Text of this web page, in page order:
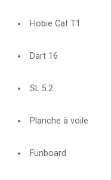
Hobie Cat T1
Dart 16
SL 5.2
Planche à voile
Funboard